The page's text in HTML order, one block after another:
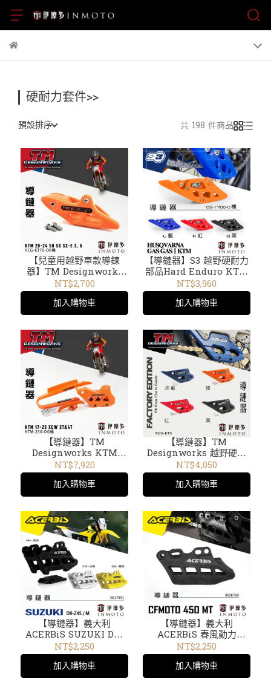
硬耐力套件>>
預設排序 共 198 件商品
【兒童用越野車款導鍊
器】TM Designworks
KTM 20-24 50 SX SX-E
3, 5 RCG-KT70-OR
NT$2,700
加入購物車
【導鏈器】S3 越野硬耐力
部品Hard Enduro KTM
HUSQVARNA GASGAS
2024至今CG-1700-B黑 4
色
NT$3,960
加入購物車
【導鏈器】TM
Designworks KTM
2017-2023 XCW 2T和4T
用越野硬耐力部品極限越
野賽KTM-230-OG橘
NT$7,920
加入購物車
【導鏈器】TM
Designworks 越野硬耐
力部品 KTM 極限越野賽
Motocross off-road
NT$4,050
加入購物車
【導鏈器】義大利
ACERBiS SUZUKI DR-
Z4S / M用 鍊條保護器 越
野車 滑胎車 0017951
NT$2,250
加入購物車
【導鏈器】義大利
ACERBiS 春風動力
CFMOTO 450MT用 鍊條
保護器 0026760黑色
NT$2,250
加入購物車